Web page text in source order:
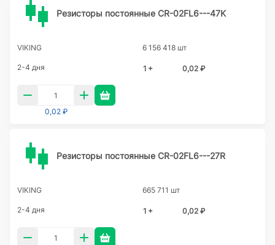
Резисторы постоянные CR-02FL6---47K
VIKING 6 156 418 шт
2-4 дня 1 + 0,02 ₽
0,02 ₽
Резисторы постоянные CR-02FL6---27R
VIKING 665 711 шт
2-4 дня 1 + 0,02 ₽